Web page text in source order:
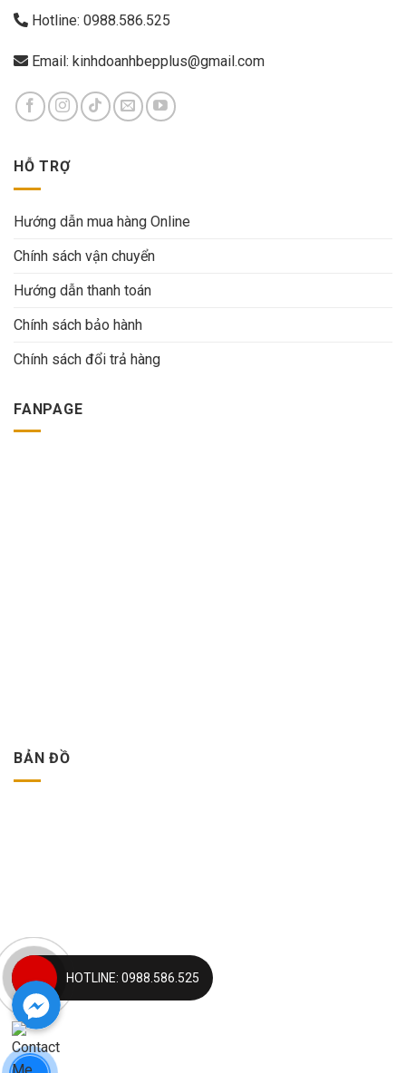
Hotline: 0988.586.525
Email: kinhdoanhbepplus@gmail.com
HỖ TRỢ
Hướng dẫn mua hàng Online
Chính sách vận chuyển
Hướng dẫn thanh toán
Chính sách bảo hành
Chính sách đổi trả hàng
FANPAGE
BẢN ĐỒ
HOTLINE: 0988.586.525
Facebook Messenger
Facebook Messenger
Facebook Messenger